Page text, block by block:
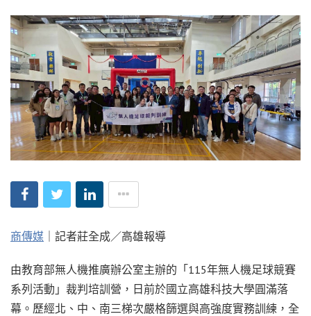
商傳媒 ｜記者莊全成／高雄報導
由教育部無人機推廣辦公室主辦的「115年無人機足球競賽
系列活動」裁判培訓營，日前於國立高雄科技大學圓滿落
幕。歷經北、中、南三梯次嚴格篩選與高強度實務訓練，全